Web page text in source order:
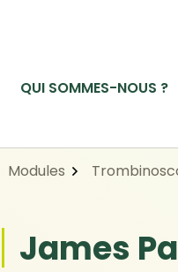
QUI SOMMES-NOUS ?
Modules
James